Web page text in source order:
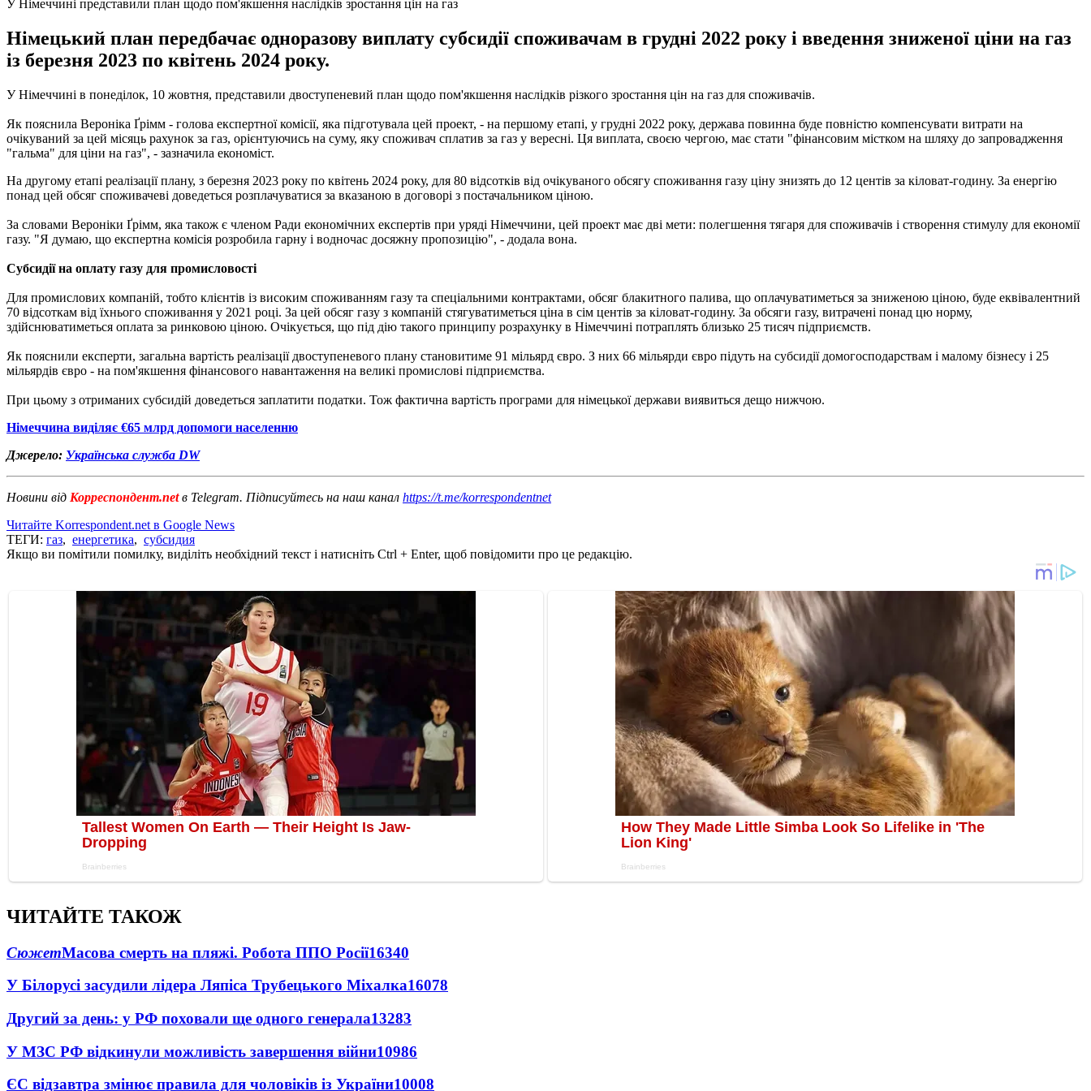
У Німеччині представили план щодо пом'якшення наслідків зростання цін на газ
Німецький план передбачає одноразову виплату субсидії споживачам в грудні 2022 року і введення зниженої ціни на газ
із березня 2023 по квітень 2024 року.
У Німеччині в понеділок, 10 жовтня, представили двоступеневий план щодо пом'якшення наслідків різкого зростання цін на газ для споживачів.
Як пояснила Вероніка Ґрімм - голова експертної комісії, яка підготувала цей проект, - на першому етапі, у грудні 2022 року, держава повинна буде повністю компенсувати витрати на
очікуваний за цей місяць рахунок за газ, орієнтуючись на суму, яку споживач сплатив за газ у вересні. Ця виплата, своєю чергою, має стати "фінансовим містком на шляху до запровадження
"гальма" для ціни на газ", - зазначила економіст.
На другому етапі реалізації плану, з березня 2023 року по квітень 2024 року, для 80 відсотків від очікуваного обсягу споживання газу ціну знизять до 12 центів за кіловат-годину. За енергію
понад цей обсяг споживачеві доведеться розплачуватися за вказаною в договорі з постачальником ціною.
За словами Вероніки Ґрімм, яка також є членом Ради економічних експертів при уряді Німеччини, цей проект має дві мети: полегшення тягаря для споживачів і створення стимулу для економії
газу. "Я думаю, що експертна комісія розробила гарну і водночас досяжну пропозицію", - додала вона.
Субсидії на оплату газу для промисловості
Для промислових компаній, тобто клієнтів із високим споживанням газу та спеціальними контрактами, обсяг блакитного палива, що оплачуватиметься за зниженою ціною, буде еквівалентний
70 відсоткам від їхнього споживання у 2021 році. За цей обсяг газу з компаній стягуватиметься ціна в сім центів за кіловат-годину. За обсяги газу, витрачені понад цю норму,
здійснюватиметься оплата за ринковою ціною. Очікується, що під дію такого принципу розрахунку в Німеччині потраплять близько 25 тисяч підприємств.
Як пояснили експерти, загальна вартість реалізації двоступеневого плану становитиме 91 мільярд євро. З них 66 мільярди євро підуть на субсидії домогосподарствам і малому бізнесу і 25
мільярдів євро - на пом'якшення фінансового навантаження на великі промислові підприємства.
При цьому з отриманих субсидій доведеться заплатити податки. Тож фактична вартість програми для німецької держави виявиться дещо нижчою.
Німеччина виділяє €65 млрд допомоги населенню
Джерело: Українська служба DW
Новини від Корреспондент.netв Telegram. Підписуйтесь на наш канал https://t.me/korrespondentnet
Читайте Korrespondent.net в Google News
ТЕГИ: газ, енергетика, субсидия
Якщо ви помітили помилку, виділіть необхідний текст і натисніть Ctrl + Enter, щоб повідомити про це редакцію.
ЧИТАЙТЕ ТАКОЖ
СюжетМасова смерть на пляжі. Робота ППО Росії16340
У Білорусі засудили лідера Ляпіса Трубецького Міхалка16078
Другий за день: у РФ поховали ще одного генерала13283
У МЗС РФ відкинули можливість завершення війни10986
ЄС відзавтра змінює правила для чоловіків із України10008